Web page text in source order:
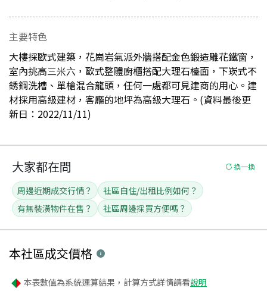
主要特色
大樓採歐式建築，花崗岩氣派外牆搭配金色鍛造雕花鐵窗，
室內挑高三米六，歐式整體廚櫃搭配大理石檯面，下崁式不
銹鋼洗槽、單槍混合龍頭，任何一處都可見建商的用心。建
材採用高級建材，客廳的地坪為高級大理石。(資料最後更
新日：2022/11/11)
大家都在問 換一換
周邊近期成交行情？
社區自住/出租比例如何？
有無裝潢物件在售？
社區周邊採買方便嗎？
本社區成交價格
本表數值為系統運算結果，計算方式詳情請看說明